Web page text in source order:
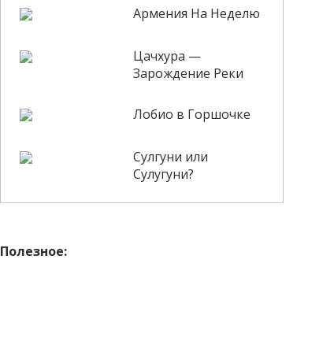
Армения На Неделю
Цачхура —
Зарождение Реки
Лобио в Горшочке
Сулгуни или
Сулугуни?
Полезное: